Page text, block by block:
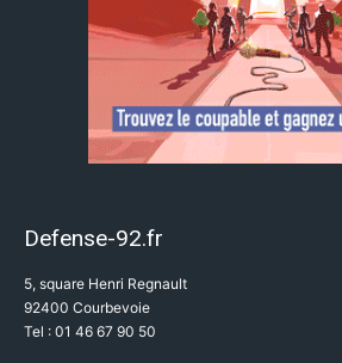
Defense-92.fr
5, square Henri Regnault
92400 Courbevoie
Tel : 01 46 67 90 50